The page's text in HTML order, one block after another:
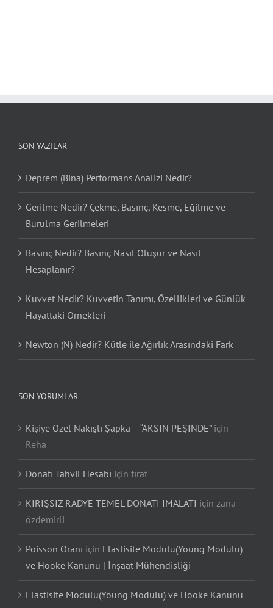
SON YAZILAR
Deprem (Bina) Performans Analizi Nedir?
Gerilme Nedir? Çekme, Basınç, Kesme, Eğilme ve
Burulma Gerilmeleri
Basınç Nedir? Basınç Nasıl Oluşur ve Nasıl
Hesaplanır?
Kuvvet Nedir? Kuvvetin Tanımı, Özellikleri ve Günlük
Hayattaki Örnekleri
Newton (N) Nedir? Kütle ile Ağırlık Arasındaki Fark
SON YORUMLAR
Kişiye Özel Nakışlı Şapka – “AKSIN PEŞİNDE”için
Reha
Donatı Tahvil Hesabı için fırat
KİRİŞSİZ RADYE TEMEL DONATI İMALATI için zana
özdemirli
Poisson Oranı için Elastisite Modülü(Young Modülü)
ve Hooke Kanunu | İnşaat Mühendisliği
Elastisite Modülü(Young Modülü) ve Hooke Kanunu